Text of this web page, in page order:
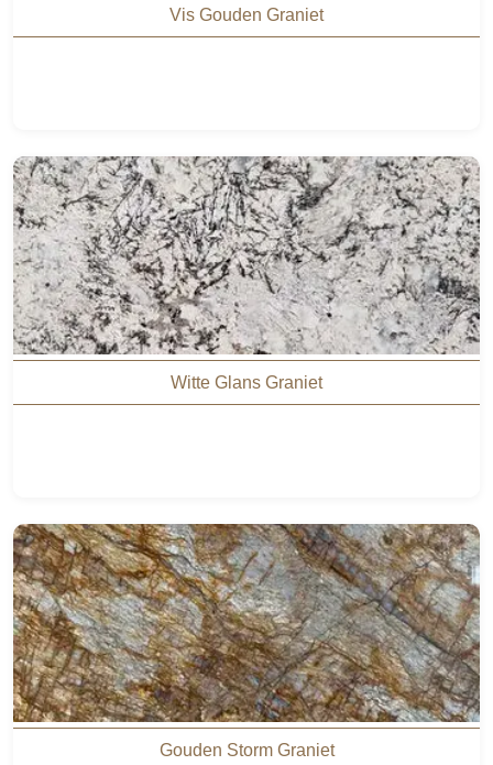
Vis Gouden Graniet
Witte Glans Graniet
Gouden Storm Graniet